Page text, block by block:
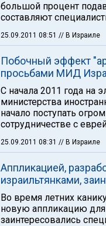
большой процент
составляют
25.09.2011 08:51 // В Израиле
Побочный эффект
просьбами МИД
С начала 2011 года на
министерства
начало поступать
сотрудничестве с
25.09.2011 08:31 // В Израиле
Аппликацией,
израильтянками,
Во время летних
новую аппликацию для
заинтересовались